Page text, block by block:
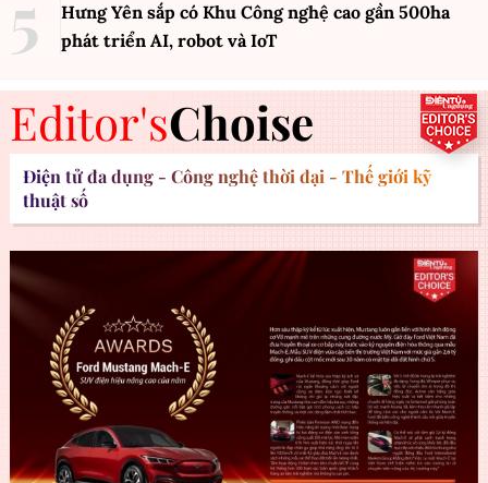
Hưng Yên sắp có Khu Công nghệ cao gần 500ha
phát triển AI, robot và IoT
Editor'sChoise
Điện tử đa dụng - Công nghệ thời đại - Thế giới kỹ
thuật số